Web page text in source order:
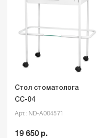
Стол стоматолога
СС-04
Арт.: ND-A004571
19 650 р.